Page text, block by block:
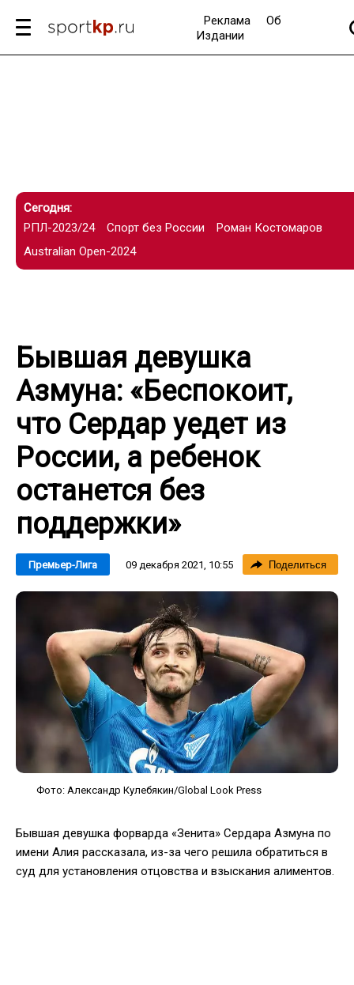
Реклама
Об
Издании
Сегодня:
РПЛ-2023/24
Спорт без России
Роман Костомаров
Australian Open-2024
Бывшая девушка
Азмуна: «Беспокоит,
что Сердар уедет из
России, а ребенок
останется без
поддержки»
Премьер-Лига 09 декабря 2021, 10:55 Поделиться
Фото: Александр Кулебякин/Global Look Press
Бывшая девушка форварда «Зенита» Сердара Азмуна по
имени Алия рассказала, из-за чего решила обратиться в
суд для установления отцовства и взыскания алиментов.